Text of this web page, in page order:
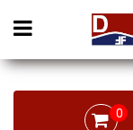
Open menu
0